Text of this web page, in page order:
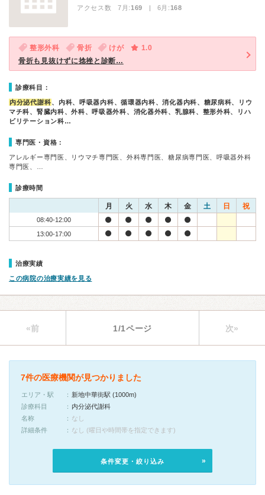
アクセス数 7月:169 | 6月:168
整形外科 骨折 けが
1.0
骨折も見抜けずに捻挫と診断…
診療科目：
内分泌代謝科、内科、呼吸器内科、循環器内科、消化器内科、糖尿病科、リウ
マチ科、腎臓内科、外科、呼吸器外科、消化器外科、乳腺科、整形外科、リハ
ビリテーション科…
専門医・資格：
アレルギー専門医、リウマチ専門医、外科専門医、糖尿病専門医、呼吸器外科
専門医、…
診療時間
月 火 水 木 金 土 日 祝
08:40-12:00
13:00-17:00
治療実績
この病院の治療実績を見る
«前 1/1ページ 次»
7件の医療機関が見つかりました
エリア・駅
新地中華街駅 (1000m)
診療科目
内分泌代謝科
名称
なし
詳細条件
なし (曜日や時間帯を指定できます)
条件変更・絞り込み